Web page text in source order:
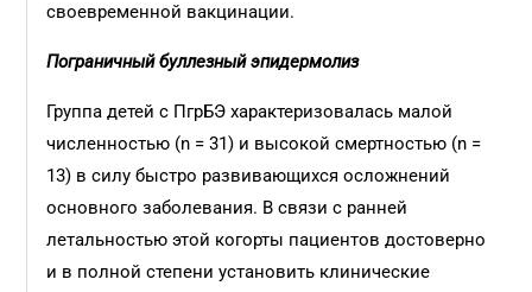
своевременной вакцинации.
Пограничный буллезный эпидермолиз
Группа детей с ПгрБЭ характеризовалась малой
численностью (n = 31) и высокой смертностью (n =
13) в силу быстро развивающихся осложнений
основного заболевания. В связи с ранней
летальностью этой когорты пациентов достоверно
и в полной степени установить клинические